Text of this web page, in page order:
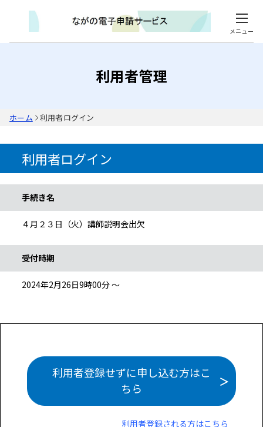
メニュー
利用者管理
ホーム 利用者ログイン
利用者ログイン
手続き名
４月２３日（火）講師説明会出欠
受付時期
2024年2月26日9時00分 ～
利用者登録せずに申し込む方はこ
ちら
利用者登録される方はこちら